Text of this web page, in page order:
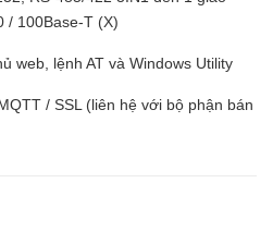
/ 100Base-T (X)
web, lệnh AT và Windows Utility
/ SSL (liên hệ với bộ phận bán